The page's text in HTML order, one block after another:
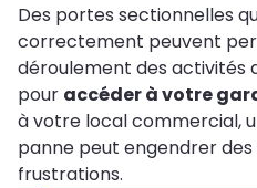
Des portes sectionnelles
correctement peuvent
déroulement des activités
pour accéder à votre
à votre local commercial,
panne peut engendrer
frustrations.